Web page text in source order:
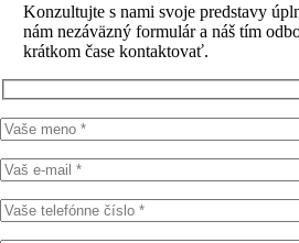
Konzultujte s nami svoje predstavy
nám nezáväzný formulár a náš tím
krátkom čase kontaktovať.